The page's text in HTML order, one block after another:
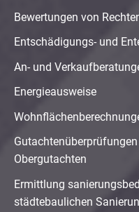
Bewertungen von
Entschädigungs- und
An- und
Energieausweise
Obergutachten
Ermittlung
städtebaulichen